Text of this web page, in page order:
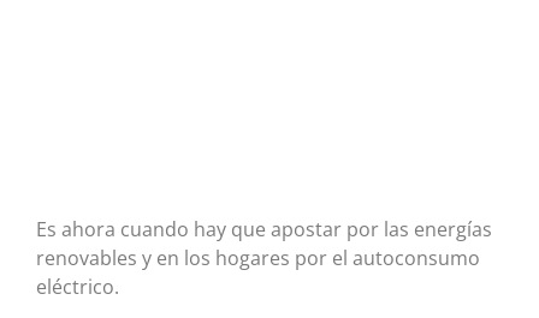
Es ahora cuando hay que apostar por las energías
renovables y en los hogares por el autoconsumo
eléctrico.